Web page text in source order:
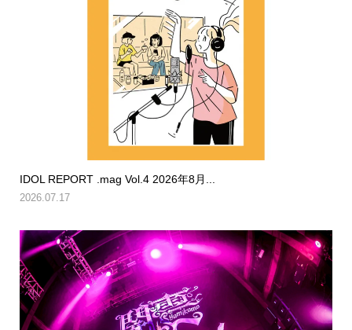
IDOL REPORT .mag Vol.4 2026年8月...
2026.07.17